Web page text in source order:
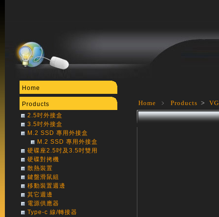
Home ﹥ Products >
Home
Products
2.5吋外接盒
3.5吋外接盒
M.2 SSD 專用外接盒
M.2 SSD 專用外接盒
硬碟座2.5吋及3.5吋雙用
硬碟對拷機
散熱裝置
鍵盤滑鼠組
移動裝置週邊
其它週邊
電源供應器
Type-c 線/轉接器